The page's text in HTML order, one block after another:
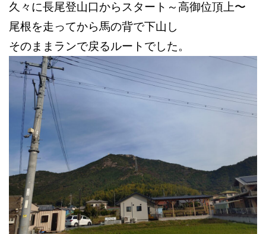
久々に長尾登山口からスタート～高御位頂上〜
尾根を走ってから馬の背で下山し
そのままランで戻るルートでした。